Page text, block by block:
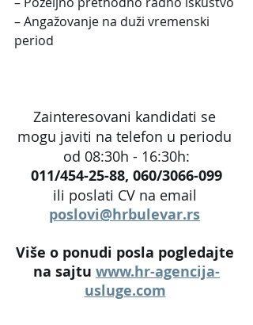
– Angažovanje na duži vremenski
period
Zainteresovani kandidati se
mogu javiti na telefon u periodu
od 08:30h - 16:30h:
011/454-25-88, 060/3066-099
ili poslati CV na email
poslovi@hrbulevar.rs
Više o ponudi posla pogledajte
na sajtu www.hr-agencija-
usluge.com